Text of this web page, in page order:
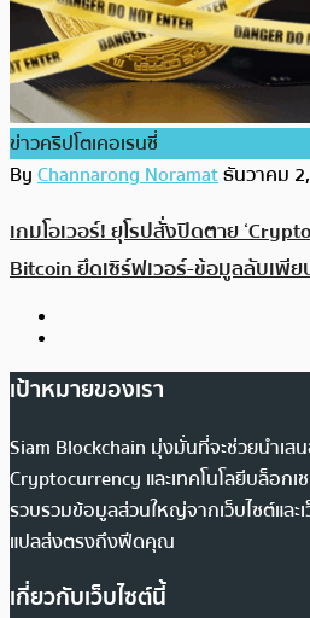
ข่าวคริปโตเคอเรนซี่
ByChannarong Noramatธันวาคม
เกมโอเวอร์! ยุโรปสั่งปิดตาย
Bitcoin ยึดเซิร์ฟเวอร์-ข้อมูลลับเพี
เป้าหมายของเรา
Siam Blockchain มุ่งมั่นที่จะช่วยนำเส
Cryptocurrency และเทคโนโลยีบล็อกเ
รวบรวมข้อมูลส่วนใหญ่จากเว็บไซต์และ
แปลส่งตรงถึงฟีดคุณ
เกี่ยวกับเว็บไซต์นี้